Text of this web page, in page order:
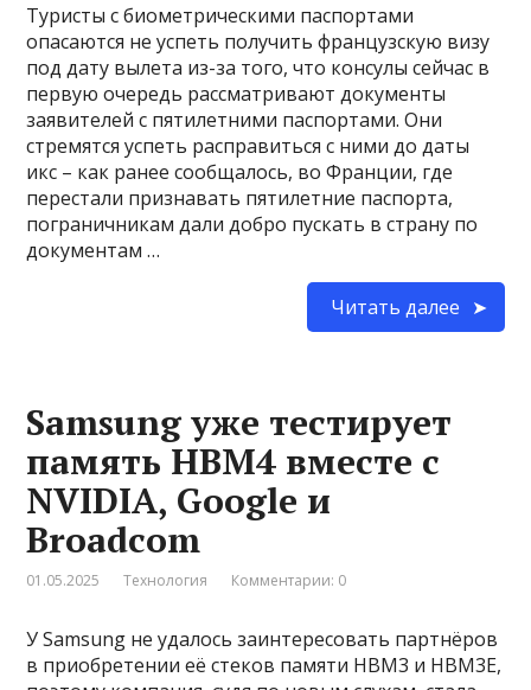
Туристы с биометрическими паспортами
опасаются не успеть получить французскую визу
под дату вылета из-за того, что консулы сейчас в
первую очередь рассматривают документы
заявителей с пятилетними паспортами. Они
стремятся успеть расправиться с ними до даты
икс – как ранее сообщалось, во Франции, где
перестали признавать пятилетние паспорта,
пограничникам дали добро пускать в страну по
документам …
Читать далее
Samsung уже тестирует
память HBM4 вместе с
NVIDIA, Google и
Broadcom
01.05.2025 Технология Комментарии: 0
У Samsung не удалось заинтересовать партнёров
в приобретении её стеков памяти HBM3 и HBM3E,